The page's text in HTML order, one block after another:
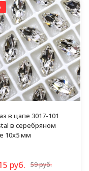
в цапе 3017-101
в серебряном
10х5 мм
руб. 59 руб.